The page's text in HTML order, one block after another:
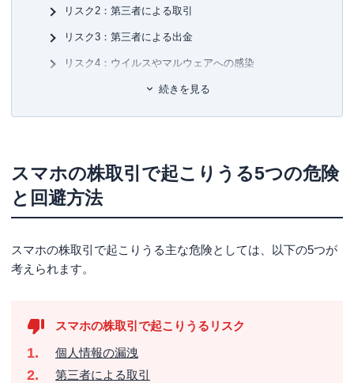
リスク2：第三者による取引
リスク3：第三者による出金
リスク4：ウイルスやマルウェアへの感染
リスク5：通信回線が不安定
スマホの株取引で危険を回避したい人におすすめ
松井証券「株touch」
楽天証券「iSPEED」
野村證券「野村株アプリ」
まとめ
続きを見る
スマホの株取引で起こりうる5つの危険
と回避方法
スマホの株取引で起こりうる主な危険としては、以下の5つが
考えられます。
スマホの株取引で起こりうるリスク
個人情報の漏洩
第三者による取引